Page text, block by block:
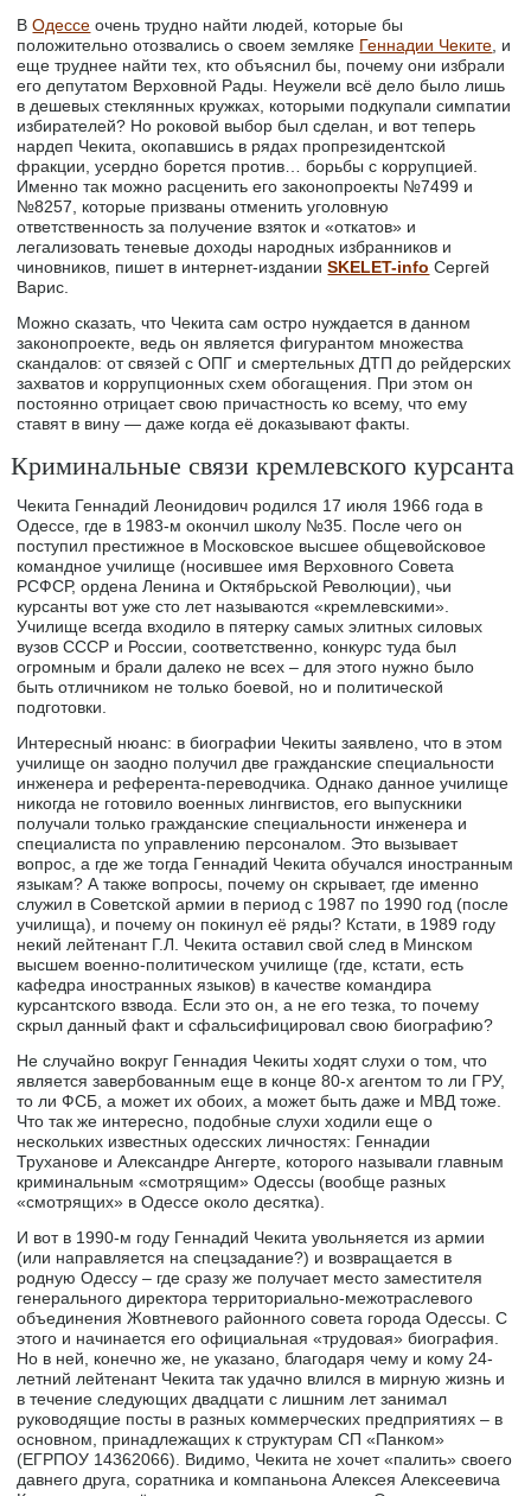
ВОдессе очень трудно найти людей, которые бы
положительно отозвались о своем земляке Геннадии Чеките , и
еще труднее найти тех, кто объяснил бы, почему они избрали
его депутатом Верховной Рады. Неужели всё дело было лишь
в дешевых стеклянных кружках, которыми подкупали симпатии
избирателей? Но роковой выбор был сделан, и вот теперь
нардеп Чекита, окопавшись в рядах пропрезидентской
фракции, усердно борется против… борьбы с коррупцией.
Именно так можно расценить его законопроекты №7499 и
№8257, которые призваны отменить уголовную
ответственность за получение взяток и «откатов» и
легализовать теневые доходы народных избранников и
чиновников, пишет в интернет-изданииSKELET-info Сергей
Варис.
Можно сказать, что Чекита сам остро нуждается в данном
законопроекте, ведь он является фигурантом множества
скандалов: от связей с ОПГ и смертельных ДТП до рейдерских
захватов и коррупционных схем обогащения. При этом он
постоянно отрицает свою причастность ко всему, что ему
ставят в вину — даже когда её доказывают факты.
Криминальные связи кремлевского курсанта
Чекита Геннадий Леонидович родился 17 июля 1966 года в
Одессе, где в 1983-м окончил школу №35. После чего он
поступил престижное в Московское высшее общевойсковое
командное училище (носившее имя Верховного Совета
РСФСР, ордена Ленина и Октябрьской Революции), чьи
курсанты вот уже сто лет называются «кремлевскими».
Училище всегда входило в пятерку самых элитных силовых
вузов СССР и России, соответственно, конкурс туда был
огромным и брали далеко не всех – для этого нужно было
быть отличником не только боевой, но и политической
подготовки.
Интересный нюанс: в биографии Чекиты заявлено, что в этом
училище он заодно получил две гражданские специальности
инженера и референта-переводчика. Однако данное училище
никогда не готовило военных лингвистов, его выпускники
получали только гражданские специальности инженера и
специалиста по управлению персоналом. Это вызывает
вопрос, а где же тогда Геннадий Чекита обучался иностранным
языкам? А также вопросы, почему он скрывает, где именно
служил в Советской армии в период с 1987 по 1990 год (после
училища), и почему он покинул её ряды? Кстати, в 1989 году
некий лейтенант Г.Л. Чекита оставил свой след в Минском
высшем военно-политическом училище (где, кстати, есть
кафедра иностранных языков) в качестве командира
курсантского взвода. Если это он, а не его тезка, то почему
скрыл данный факт и сфальсифицировал свою биографию?
Не случайно вокруг Геннадия Чекиты ходят слухи о том, что
является завербованным еще в конце 80-х агентом то ли ГРУ,
то ли ФСБ, а может их обоих, а может быть даже и МВД тоже.
Что так же интересно, подобные слухи ходили еще о
нескольких известных одесских личностях: Геннадии
Труханове и Александре Ангерте, которого называли главным
криминальным «смотрящим» Одессы (вообще разных
«смотрящих» в Одессе около десятка).
И вот в 1990-м году Геннадий Чекита увольняется из армии
(или направляется на спецзадание?) и возвращается в
родную Одессу – где сразу же получает место заместителя
генерального директора территориально-межотраслевого
объединения Жовтневого районного совета города Одессы. С
этого и начинается его официальная «трудовая» биография.
Но в ней, конечно же, не указано, благодаря чему и кому 24-
летний лейтенант Чекита так удачно влился в мирную жизнь и
в течение следующих двадцати с лишним лет занимал
руководящие посты в разных коммерческих предприятиях – в
основном, принадлежащих к структурам СП «Панком»
(ЕГРПОУ 14362066). Видимо, Чекита не хочет «палить» своего
давнего друга, соратника и компаньона Алексея Алексеевича